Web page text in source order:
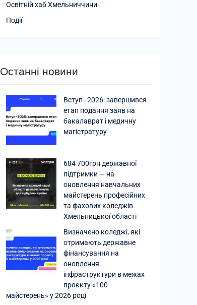
Освітній хаб Хмельниччини
Події
Останні новини
Вступ–2026: завершився
етап подання заяв на
бакалаврат і медичну
магістратуру
684 700грн державної
підтримки — на
оновлення навчальних
майстерень професійних
та фахових коледжів
Хмельницької області
Визначено коледжі, які
отримають державне
фінансування на
оновлення
інфраструктури в межах
проєкту «100
майстерень» у 2026 році